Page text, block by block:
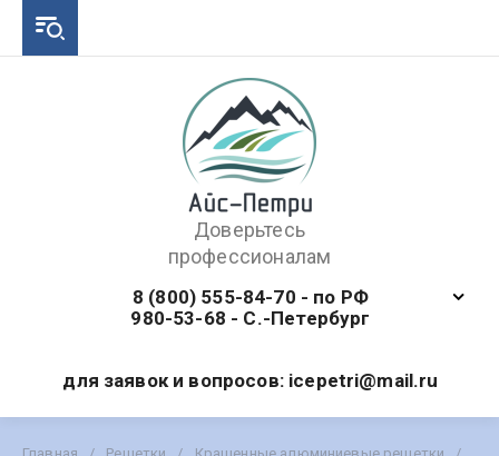
Доверьтесь
профессионалам
8 (800) 555-84-70 - по РФ
980-53-68 - С.-Петербург
для заявок и вопросов: icepetri@mail.ru